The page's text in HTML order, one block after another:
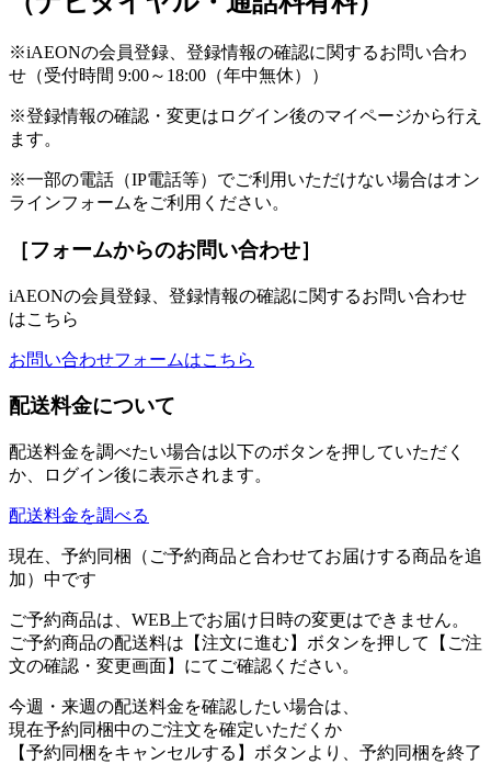
※iAEONの会員登録、登録情報の確認に関するお問い合わ
せ（受付時間 9:00～18:00（年中無休））
※登録情報の確認・変更はログイン後のマイページから行え
ます。
※一部の電話（IP電話等）でご利用いただけない場合はオン
ラインフォームをご利用ください。
［フォームからのお問い合わせ］
iAEONの会員登録、登録情報の確認に関するお問い合わせ
はこちら
お問い合わせフォームはこちら
配送料金について
配送料金を調べたい場合は以下のボタンを押していただく
か、ログイン後に表示されます。
配送料金を調べる
現在、予約同梱（ご予約商品と合わせてお届けする商品を追
加）中です
ご予約商品は、WEB上でお届け日時の変更はできません。
ご予約商品の配送料は【注文に進む】ボタンを押して【ご注
文の確認・変更画面】にてご確認ください。
今週・来週の配送料金を確認したい場合は、
現在予約同梱中のご注文を確定いただくか
【予約同梱をキャンセルする】ボタンより、予約同梱を終了